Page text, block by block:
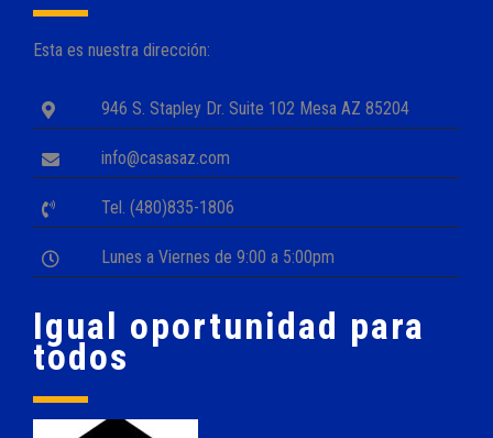
Esta es nuestra dirección:
946 S. Stapley Dr. Suite 102 Mesa AZ 85204
info@casasaz.com
Tel. (480)835-1806
Lunes a Viernes de 9:00 a 5:00pm
Igual oportunidad para
todos